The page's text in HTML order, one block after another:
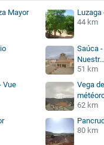
Mayor
Luzaga
44 km
Saúca
Nuestr...
51 km
Vue
Vega
62 km
80 km